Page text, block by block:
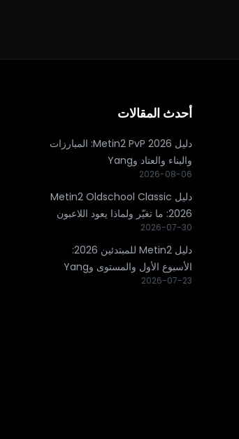
أحدث المقالات
دليل Metin2 PvP 2026: المبارزات
والبناء والعتاد وYang
2026-08-06
دليل Metin2 Oldschool Classic
2026: ما تغيّر ولماذا يعود اللاعبون
2026-07-30
دليل Metin2 للمبتدئين 2026:
الأسبوع الأول والمستوى وYang
2026-07-23